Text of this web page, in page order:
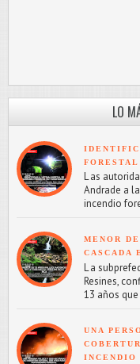
LO
L as
Andrade a
incendio
MENOR
CASCADA
L a
Resines,
13 años
UNA
INCENDIO